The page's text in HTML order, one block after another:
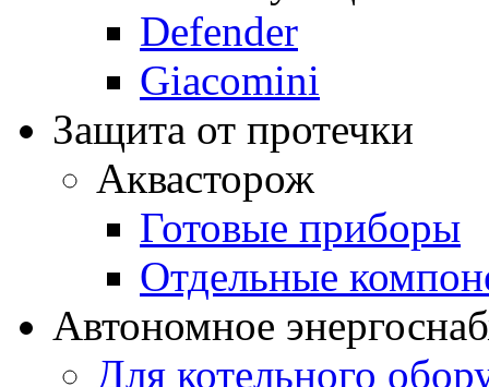
Defender
Giacomini
Защита от протечки
Аквасторож
Готовые приборы
Отдельные
Автономное
Для котельного